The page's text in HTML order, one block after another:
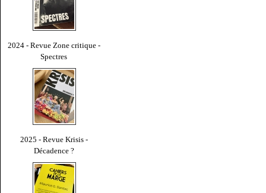
2024 - Revue Zone critique -
Spectres
2025 - Revue Krisis -
Décadence ?